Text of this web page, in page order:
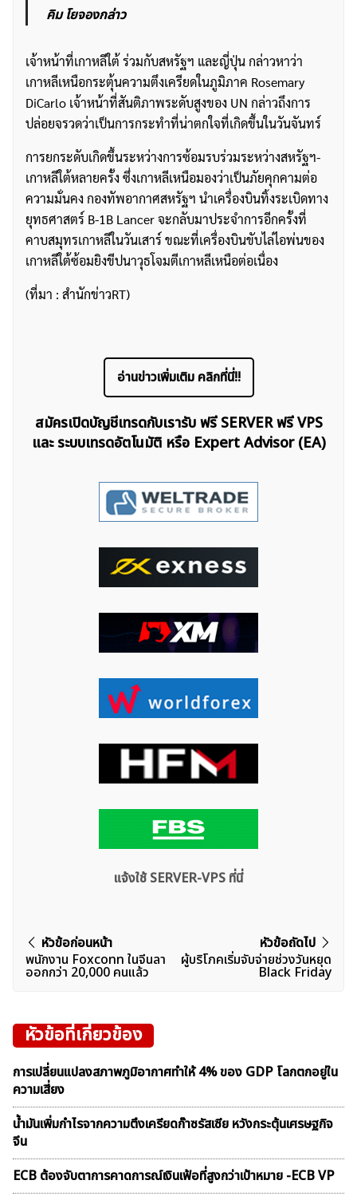
ค้นหา
สำหรับ:
คิม โยจองกล่าว
เจ้าหน้าที่เกาหลีใต้ ร่วมกับสหรัฐฯ และญี่ปุ่น กล่าวหาว่า
เกาหลีเหนือกระตุ้นความตึงเครียดในภูมิภาค Rosemary
DiCarlo เจ้าหน้าที่สันติภาพระดับสูงของ UN กล่าวถึงการ
ปล่อยจรวดว่าเป็นการกระทำที่น่าตกใจที่เกิดขึ้นในวันจันทร์
การยกระดับเกิดขึ้นระหว่างการซ้อมรบร่วมระหว่างสหรัฐฯ-
เกาหลีใต้หลายครั้ง ซึ่งเกาหลีเหนือมองว่าเป็นภัยคุกคามต่อ
ความมั่นคง กองทัพอากาศสหรัฐฯ นำเครื่องบินทิ้งระเบิดทาง
ยุทธศาสตร์ B-1B Lancer จะกลับมาประจำการอีกครั้งที่
คาบสมุทรเกาหลีในวันเสาร์ ขณะที่เครื่องบินขับไล่ไอพ่นของ
เกาหลีใต้ซ้อมยิงขีปนาวุธโจมตีเกาหลีเหนือต่อเนื่อง
(ที่มา : สำนักข่าวRT)
อ่านข่าวเพิ่มเติม คลิกที่นี่!!
สมัครเปิดบัญชีเทรดกับเรารับ ฟรี SERVER ฟรี VPS
และ ระบบเทรดอัตโนมัติ หรือ Expert Advisor (EA)
แจ้งใช้ SERVER-VPS ที่นี่
แนะแนว
เรื่อง
หัวข้อก่อนหน้า
พนักงาน Foxconn ในจีนลา
ออกกว่า 20,000 คนแล้ว
หัวข้อถัดไป
ผู้บริโภคเริ่มจับจ่ายช่วงวันหยุด
Black Friday
หัวข้อที่เกี่ยวข้อง
การเปลี่ยนแปลงสภาพภูมิอากาศทำให้ 4% ของ GDP โลกตกอยู่ใน
ความเสี่ยง
น้ำมันเพิ่มกำไรจากความตึงเครียดก๊าซรัสเซีย หวังกระตุ้นเศรษฐกิจ
จีน
ECB ต้องจับตาการคาดการณ์เงินเฟ้อที่สูงกว่าเป้าหมาย -ECB VP